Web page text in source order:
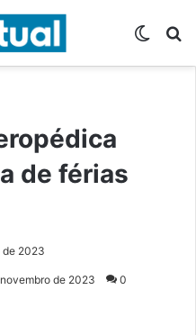
de férias
de 2023
de 2023 0